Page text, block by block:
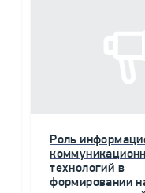
Роль
технологий в
формировании